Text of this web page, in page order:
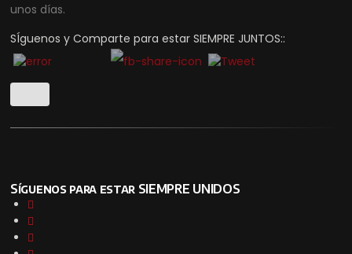
unos días.
SÍguenos y Comparte para estar SIEMPRE JUNTOS::
Síguenos para estar SIEMPRE UNIDOS